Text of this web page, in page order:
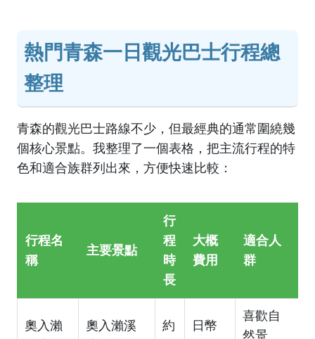
熱門青森一日觀光巴士行程總
整理
青森的觀光巴士路線不少，但最經典的通常圍繞幾
個核心景點。我整理了一個表格，把主流行程的特
色和適合族群列出來，方便快速比較：
行程名
稱
主要景點
行
程
時
長
大概
費用
適合人
群
奧入瀨
奧入瀨溪
約
日幣
喜歡自
然景